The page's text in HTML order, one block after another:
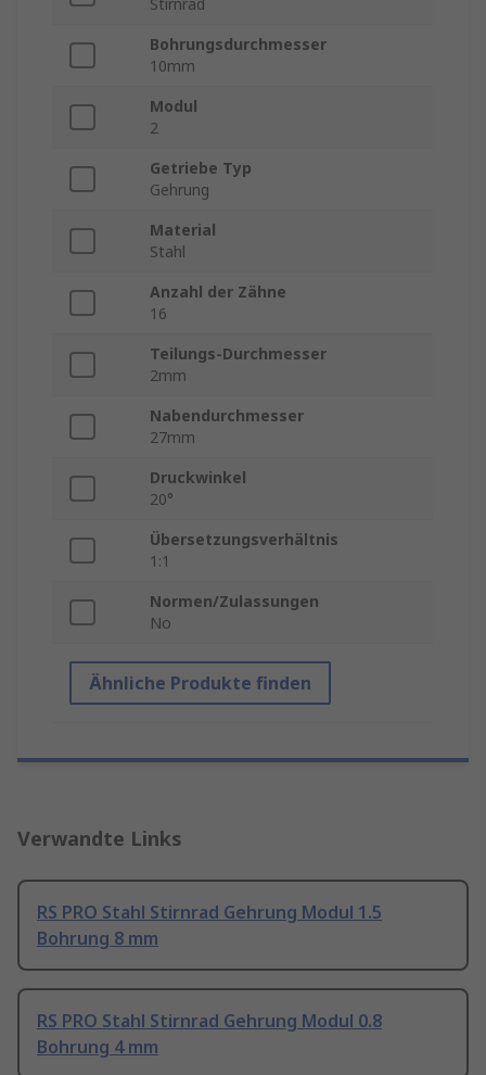
Stirnrad
Bohrungsdurchmesser
10mm
Modul
2
Getriebe Typ
Gehrung
Material
Stahl
Anzahl der Zähne
16
Teilungs-Durchmesser
2mm
Nabendurchmesser
27mm
Druckwinkel
20°
Übersetzungsverhältnis
1:1
Normen/Zulassungen
No
Ähnliche Produkte finden
Verwandte Links
RS PRO Stahl Stirnrad Gehrung Modul 1.5
Bohrung 8 mm
RS PRO Stahl Stirnrad Gehrung Modul 0.8
Bohrung 4 mm